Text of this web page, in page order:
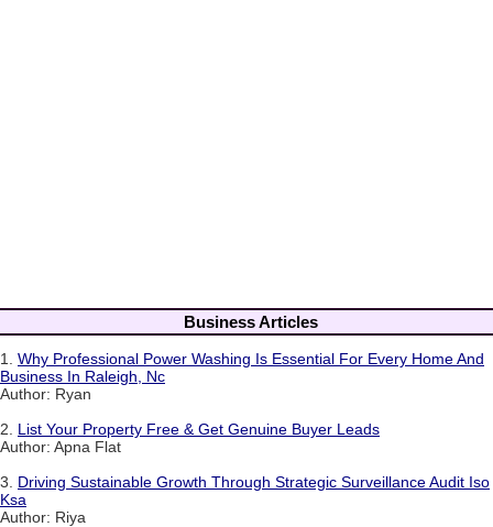
Business Articles
1. Why Professional Power Washing Is Essential For Every Home And
Business In Raleigh, Nc
Author: Ryan
2. List Your Property Free & Get Genuine Buyer Leads
Author: Apna Flat
3. Driving Sustainable Growth Through Strategic Surveillance Audit Iso
Ksa
Author: Riya